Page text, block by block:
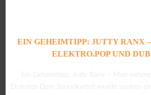
EIN GEHEIMTIPP: JUTTY RANX
ELEKTRO.POP UND
Ein Geheimtipp: Jutty Ranx – Man
Dubsteb Dem Soundkartell wurde soeben